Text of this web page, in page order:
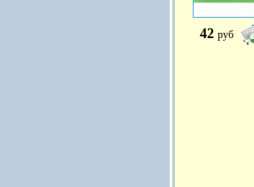
42 руб